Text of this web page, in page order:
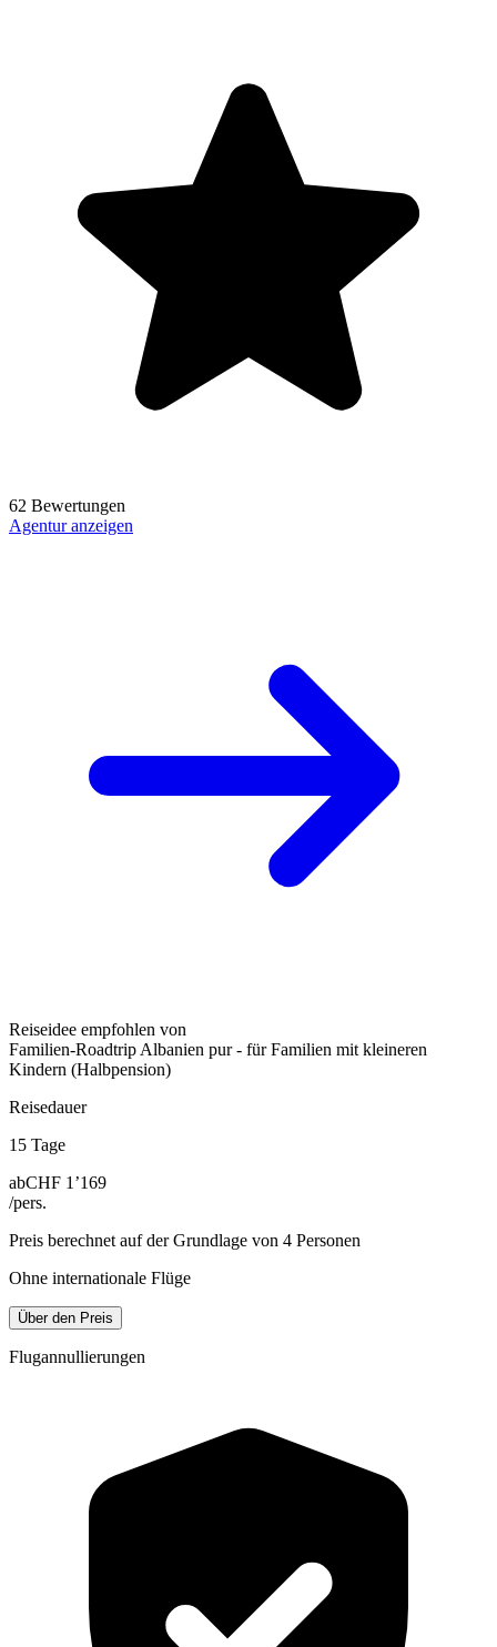
62 Bewertungen
Agentur anzeigen
Reiseidee empfohlen von
Familien-Roadtrip Albanien pur - für Familien mit kleineren
Kindern (Halbpension)
Reisedauer
15 Tage
abCHF 1’169
/pers.
Preis berechnet auf der Grundlage von 4 Personen
Ohne internationale Flüge
Über den Preis
Flugannullierungen